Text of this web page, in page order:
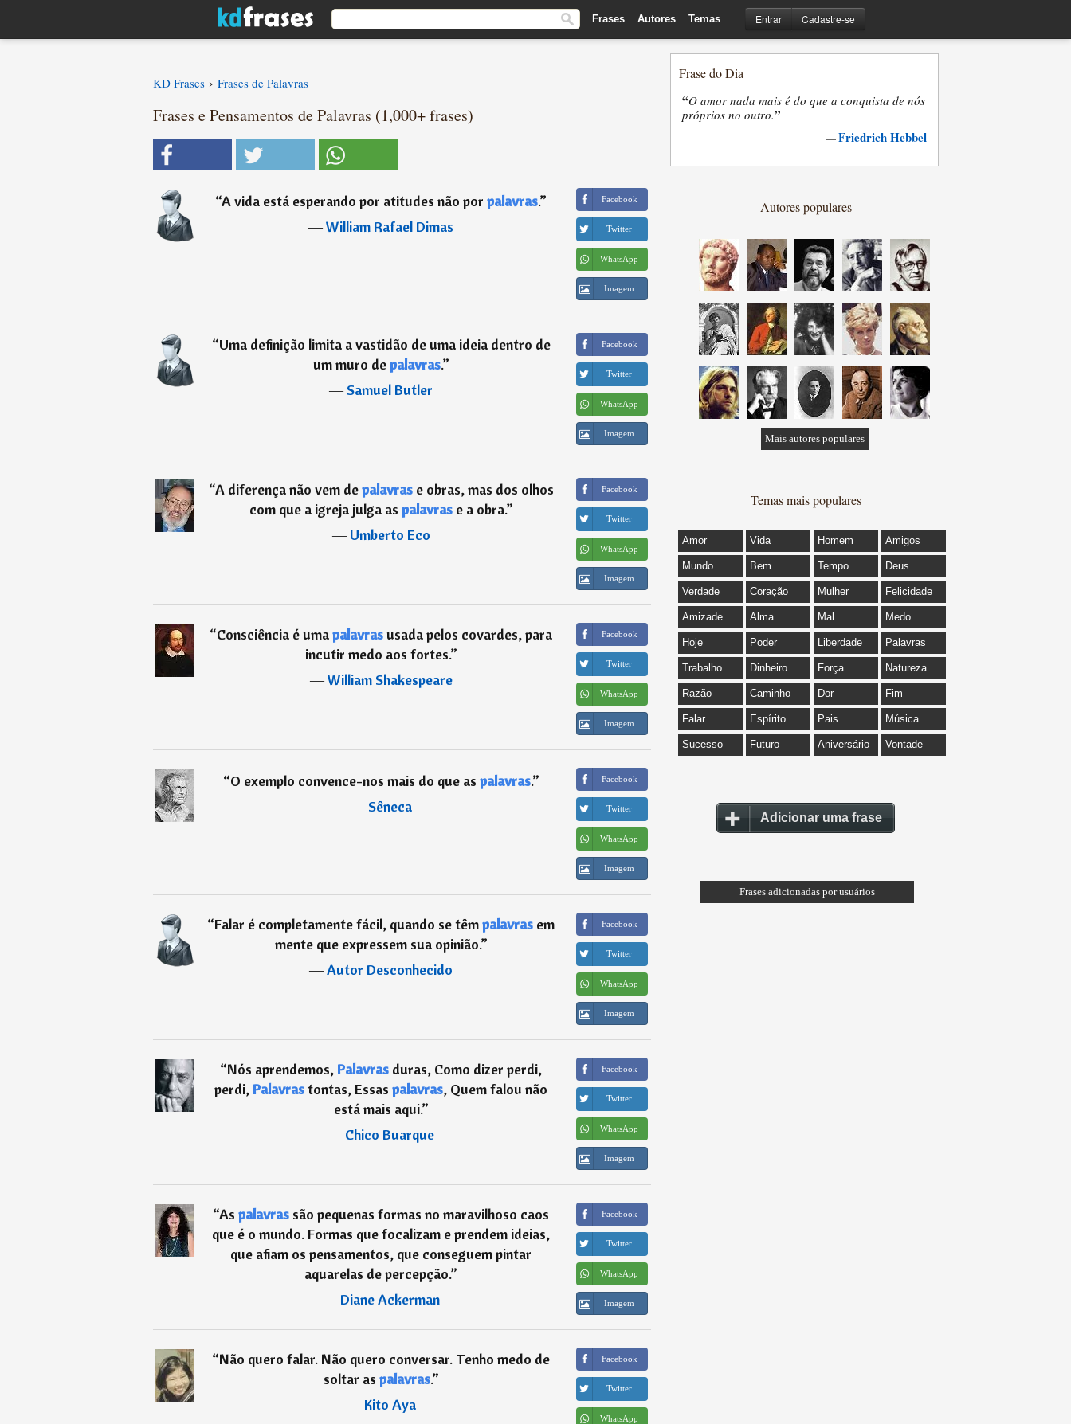
Frases Autores Temas Entrar Cadastre-se
KD Frases › Frases de Palavras
Frases e Pensamentos de Palavras (1,000+ frases)
“A vida está esperando por atitudes não por palavras.”
―William Rafael Dimas
Facebook
Twitter
WhatsApp
Imagem
“Uma definição limita a vastidão de uma ideia dentro de
um muro depalavras.”
―Samuel Butler
Facebook
Twitter
WhatsApp
Imagem
“A diferença não vem depalavrase obras, mas dos olhos
com que a igreja julga as palavrase a obra.”
―Umberto Eco
Facebook
Twitter
WhatsApp
Imagem
“Consciência é umapalavrasusada pelos covardes, para
incutir medo aos fortes.”
―William Shakespeare
Facebook
Twitter
WhatsApp
Imagem
“O exemplo convence-nos mais do que as palavras.”
―Sêneca
Facebook
Twitter
WhatsApp
Imagem
“Falar é completamente fácil, quando se têmpalavras em
mente que expressem sua opinião.”
―Autor Desconhecido
Facebook
Twitter
WhatsApp
Imagem
“Nós aprendemos, Palavras duras, Como dizer perdi,
perdi, Palavrastontas, Essas palavras, Quem falou não
está mais aqui.”
―Chico Buarque
Facebook
Twitter
WhatsApp
Imagem
“As palavras são pequenas formas no maravilhoso caos
que é o mundo. Formas que focalizam e prendem ideias,
que afiam os pensamentos, que conseguem pintar
aquarelas de percepção.”
―Diane Ackerman
Facebook
Twitter
WhatsApp
Imagem
“Não quero falar. Não quero conversar. Tenho medo de
soltar as palavras.”
―Kito Aya
Facebook
Twitter
WhatsApp
Frase do Dia
“O amor nada mais é do que a conquista de nós
próprios no outro.”
—Friedrich Hebbel
Autores populares
Mais autores populares
Temas mais populares
Amor Vida Homem Amigos
Mundo Bem Tempo Deus
Verdade Coração Mulher Felicidade
Amizade Alma Mal Medo
Hoje Poder Liberdade Palavras
Trabalho Dinheiro Força Natureza
Razão Caminho Dor Fim
Falar Espírito Pais Música
Sucesso Futuro Aniversário Vontade
Adicionar uma frase
Frases adicionadas por usuários